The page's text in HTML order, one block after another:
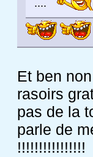
....
Et ben
rasoirs
pas de la
parle de
!!!!!!!!!!!!!!!!